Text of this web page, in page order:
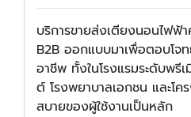
บริการขายส่งเตียงนอนไฟ
B2B ออกแบบมาเพื่อตอบโจ
อาชีพ ทั้งในโรงแรมระดับพรี
ต์ โรงพยาบาลเอกชน และโค
สบายของผู้ใช้งานเป็นหลัก